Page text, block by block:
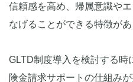
信頼感を高め、帰属意識や
なげることができる特徴があ
GLTD制度導入を検討する時
険金請求サポートの仕組み